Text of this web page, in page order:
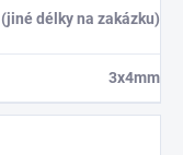
(jiné délky na zakázku)
3x4mm